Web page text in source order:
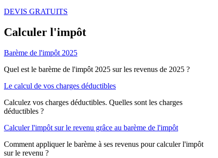
DEVIS GRATUITS
Calculer l'impôt
Barème de l'impôt 2025
Quel est le barème de l'impôt 2025 sur les revenus de 2025 ?
Le calcul de vos charges déductibles
Calculez vos charges déductibles. Quelles sont les charges
déductibles ?
Calculer l'impôt sur le revenu grâce au barème de l'impôt
Comment appliquer le barème à ses revenus pour calculer l'impôt
sur le revenu ?